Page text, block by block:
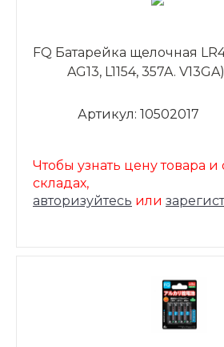
FQ Батарейка щелочная
AG13, L1154, 357A.
Артикул: 10502017
Чтобы узнать цену товара и
складах,
авторизуйтесь или